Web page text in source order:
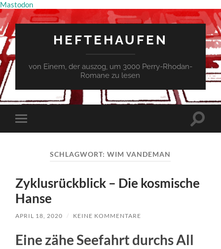
Mastodon
HEFTEHAUFEN
von Einem, der auszog, um 3000 Perry-Rhodan-
Romane zu lesen
Mobile-
Menü
SCHLAGWORT:WIM VANDEMAN
Zyklusrückblick – Die kosmische
Hanse
APRIL 18, 2020 / KEINE KOMMENTARE
Eine zähe Seefahrt durchs All